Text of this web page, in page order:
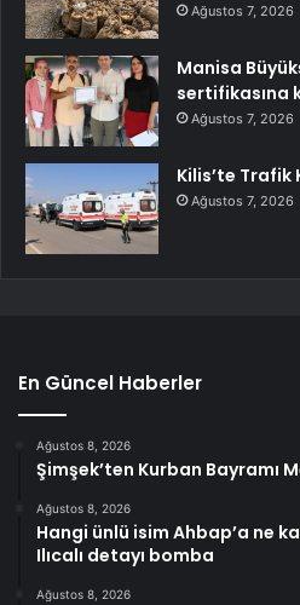
Ağustos 7, 2026
Manisa
sertifikasına
Ağustos 7, 2026
Kilis’te Trafik
Ağustos 7, 2026
En Güncel Haberler
Ağustos 8, 2026
Şimşek’ten Kurban Bayramı
Ağustos 8, 2026
Hangi ünlü isim Ahbap’a ne
Ilıcalı detayı bomba
Ağustos 8, 2026